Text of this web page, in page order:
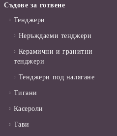
Съдове за готвене
Тенджери
Неръждаеми тенджери
Керамични и гранитни
тенджери
Тенджери под налягане
Тигани
Касероли
Тави